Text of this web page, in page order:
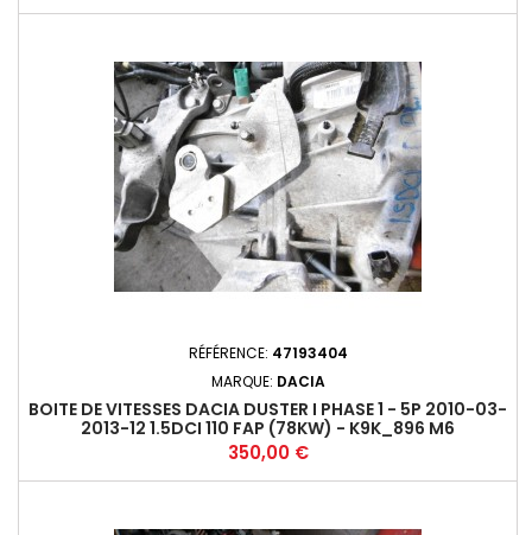
RÉFÉRENCE: 47193404
MARQUE: DACIA
BOITE DE VITESSES DACIA DUSTER I PHASE 1 - 5P 2010-03-
2013-12 1.5DCI 110 FAP (78KW) - K9K_896 M6
Prix
350,00 €